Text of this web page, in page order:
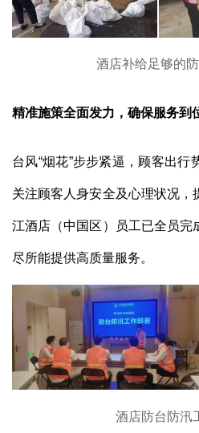
酒店补给足够的
精准施策全面发力，确保服务到
台风“烟花”步步紧逼，顾客出行
关注顾客人身安全及心理状况，
江酒店（中国区）员工已全员完
尽所能提供高质量服务。
酒店防台防汛